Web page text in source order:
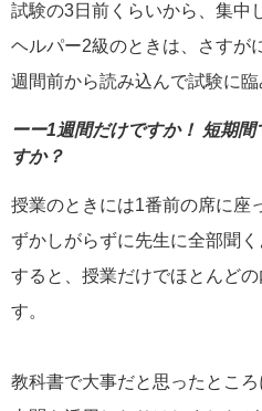
試験の3日前くらいから、集中
ヘルパー2級のときは、さすが
週間前から読み込んで試験に臨
ーー1週間だけですか！ 短期
すか？
授業のときには1番前の席に座
ずかしがらずに先生に全部聞
すると、授業だけでほとんど
す。
教科書で大事だと思ったとこ